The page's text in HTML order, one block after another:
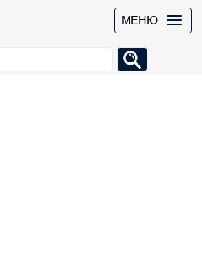
МЕНЮ